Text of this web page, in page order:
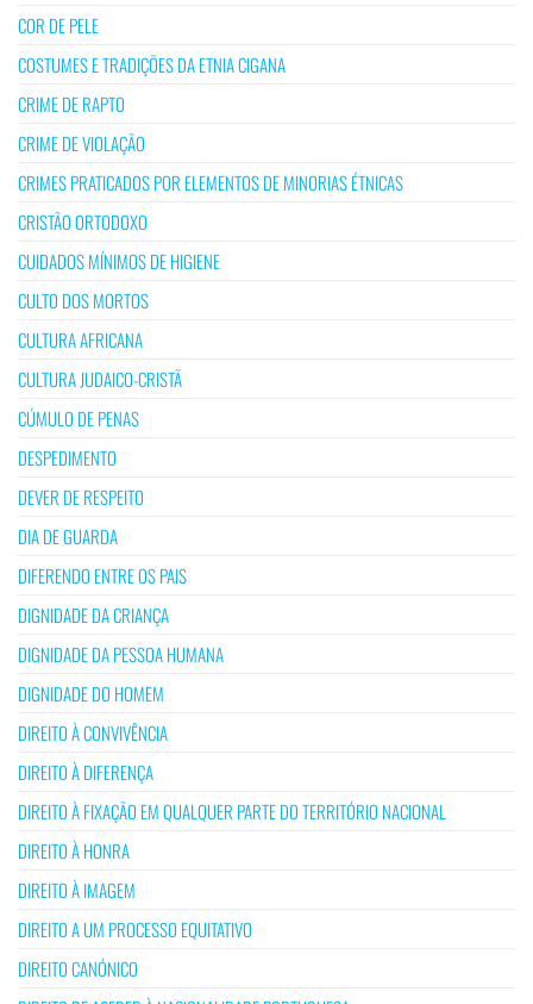
COR DE PELE
COSTUMES E TRADIÇÕES DA ETNIA CIGANA
CRIME DE RAPTO
CRIME DE VIOLAÇÃO
CRIMES PRATICADOS POR ELEMENTOS DE MINORIAS ÉTNICAS
CRISTÃO ORTODOXO
CUIDADOS MÍNIMOS DE HIGIENE
CULTO DOS MORTOS
CULTURA AFRICANA
CULTURA JUDAICO-CRISTÃ
CÚMULO DE PENAS
DESPEDIMENTO
DEVER DE RESPEITO
DIA DE GUARDA
DIFERENDO ENTRE OS PAIS
DIGNIDADE DA CRIANÇA
DIGNIDADE DA PESSOA HUMANA
DIGNIDADE DO HOMEM
DIREITO À CONVIVÊNCIA
DIREITO À DIFERENÇA
DIREITO À FIXAÇÃO EM QUALQUER PARTE DO TERRITÓRIO NACIONAL
DIREITO À HONRA
DIREITO À IMAGEM
DIREITO A UM PROCESSO EQUITATIVO
DIREITO CANÓNICO